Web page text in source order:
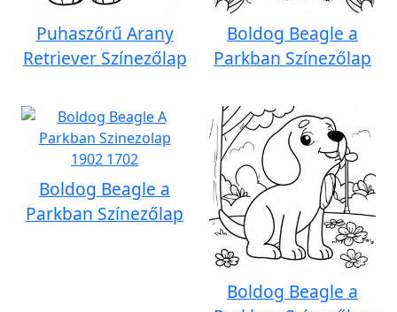
Puhaszőrű Arany
Retriever Színezőlap
Boldog Beagle a
Parkban Színezőlap
Boldog Beagle a
Parkban Színezőlap
Boldog Beagle a